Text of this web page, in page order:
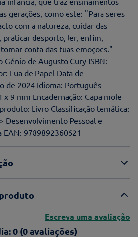
gerações, como este: "Para seres
com a natureza, cuidar das
praticar desporto, ler, enfim,
conta das tuas emoções."
Génio de Augusto Cury ISBN:
Lua de Papel Data de
de 2024 Idioma: Português
x 9 mm Encadernação: Capa mole
Livro Classificação temática:
Desenvolvimento Pessoal e
EAN: 9789892360621
0 (0 avaliações)
Escreva uma avaliação